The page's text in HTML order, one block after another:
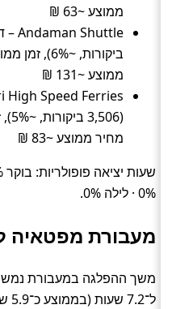
ממוצע ~63 ₪
ממוצע ~131 ₪
מחיר ממוצע ~83 ₪
0% · לילה 0%.
מעבורת מפטאיה
ל־7.2 שעות (בממוצע כ־5.9 שעות) (Ferry).